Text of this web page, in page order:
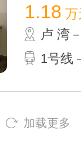
1.18 万
卢 湾
1号线
加载更多